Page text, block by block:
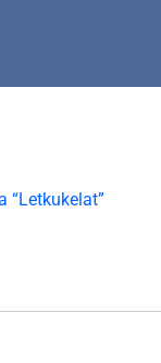
“Letkukelat”